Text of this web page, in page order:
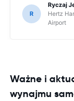
R
Ryczaj
Hertz
Airport
Ważne i
wynajmu